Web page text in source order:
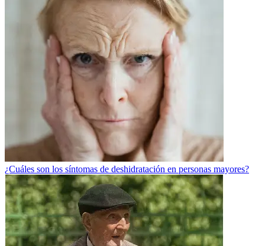
¿Cuáles son los síntomas de deshidratación en personas mayores?